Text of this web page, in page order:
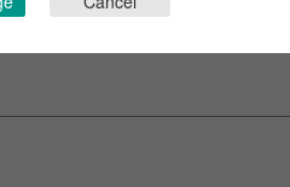
は
こちら